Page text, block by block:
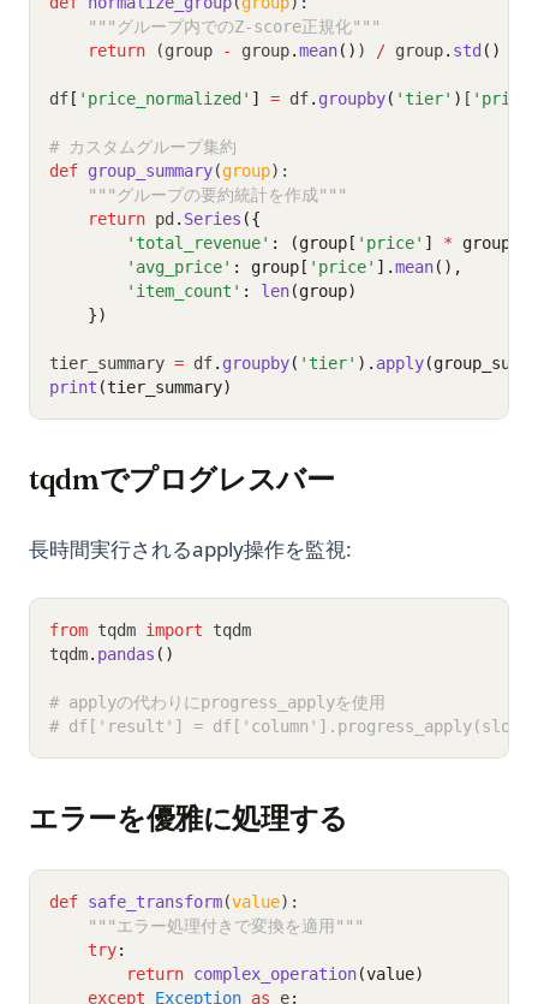
"""グループ内でのZ-score正規化"""
return (group - group.mean() ) / group. std ()
df [ 'price_normalized' ] = df. groupby( 'tier' ) [ 'price'
# カスタムグループ集約
def group_summary(group):
"""グループの要約統計を作成"""
return pd . Series ({
'total_revenue' : (group[ 'price' ] * group[
'avg_price' : group[ 'price' ].mean(),
'item_count' : len(group)
    })
tier_summary = df. groupby( 'tier' ). apply
print (tier_summary)
tqdmでプログレスバー
長時間実行されるapply操作を監視:
from tqdm import tqdm
tqdm. pandas ()
# applyの代わりにprogress_applyを使用
# df['result'] =
エラーを優雅に処理する
def safe_transform(value):
"""エラー処理付きで変換を適用"""
try:
return complex_operation(value)
except
Exception as e: